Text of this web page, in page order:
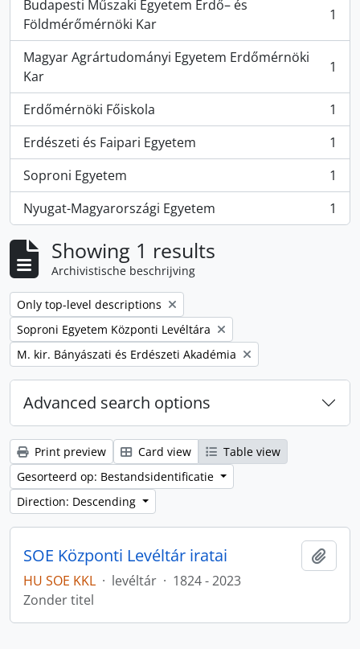
Budapesti Műszaki Egyetem Erdő– és
Földmérőmérnöki Kar
, 1 results 1
Magyar Agrártudományi Egyetem Erdőmérnöki
Kar
, 1 results 1
Erdőmérnöki Főiskola
, 1 results
1
Erdészeti és Faipari Egyetem
, 1 results
1
Soproni Egyetem
, 1 results
1
Nyugat-Magyarországi Egyetem
, 1 results 1
Showing 1 results
Archivistische beschrijving
Remove filter:
Only top-level descriptions
Remove filter:
Soproni Egyetem Központi Levéltára
Remove filter:
M. kir. Bányászati és Erdészeti Akadémia
Advanced search options
Print preview Card view
Table view
Gesorteerd op: Bestandsidentificatie
Direction: Descending
SOE Központi Levéltár iratai
HU SOE KKL · levéltár · 1824 - 2023
Zonder titel